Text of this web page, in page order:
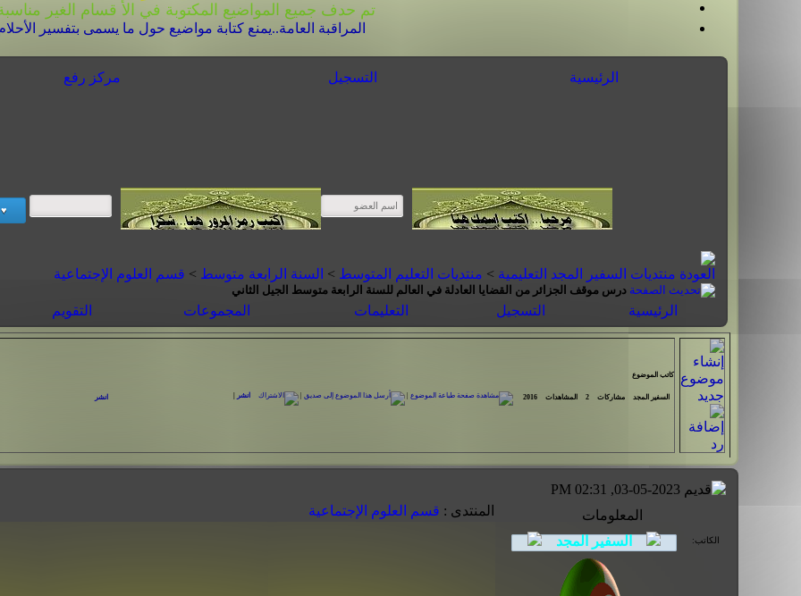
تم حدف جميع المواضيع المكتوبة في الأ قسام الغير
المراقبة العامة..يمنع كتابة مواضيع حول ما يسمى بتفسير
الرئيسية التسجيل مركز رفع
منتديات السفير المجد التعليمية > منتديات التعليم المتوسط > السنة الرابعة متوسط > قسم العلوم الإجتماعية
درس موقف الجزائر من القضايا العادلة في العالم للسنة الرابعة متوسط الجيل الثاني
الرئيسية التسجيل التعليمات المجموعات التقويم
كاتب الموضوع
السفير المجد مشاركات 2 المشاهدات 2016
| انشر انشر
المعلومات
الكاتب:
المنتدى : قسم العلوم الإجتماعية